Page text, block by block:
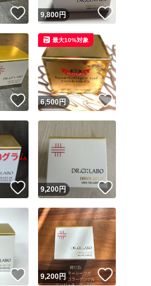
いいね！
9,800円
いいね！
6,500円 いいね！
最大10%対象
いいね！
9,200円
いいね！
9,200円 いいね！